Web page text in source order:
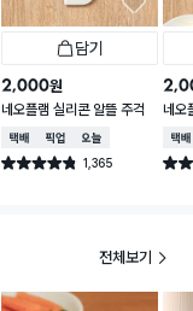
담기
2,000원
네오플램 실리콘 알뜰 주걱
택배배송매장픽업오늘배송
별점 4.8점 1,365
건 작성
네오
택배
별점
전체보기